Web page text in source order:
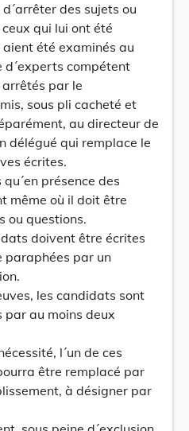
des sujets ou
qui lui ont été
aient été examinés au
compétent
arrêtés par le
sous pli cacheté et
au directeur de
délégué qui remplace le
écrites.
présence des
même où il doit être
ou questions.
doivent être écrites
paraphées par un
les candidats sont
au moins deux
l´un de ces
être remplacé par
à désigner par